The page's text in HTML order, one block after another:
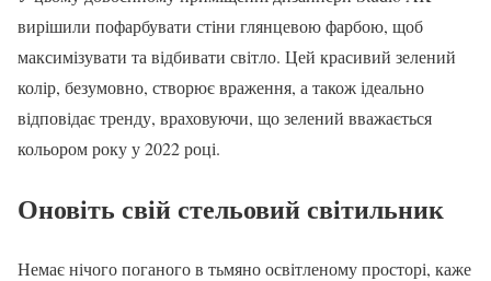
вирішили пофарбувати стіни глянцевою фарбою, щоб
максимізувати та відбивати світло. Цей красивий зелений
колір, безумовно, створює враження, а також ідеально
відповідає тренду, враховуючи, що зелений вважається
кольором року у 2022 році.
Оновіть свій стельовий світильник
Немає нічого поганого в тьмяно освітленому просторі, каже